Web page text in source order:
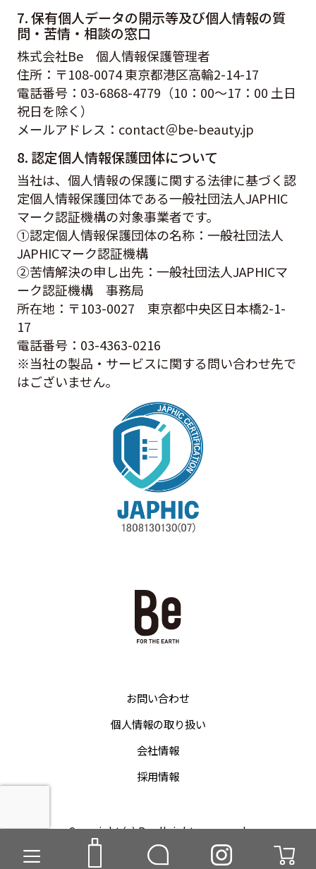
7. 保有個人データの開示等及び個人情報の質
問・苦情・相談の窓口
株式会社Be 個人情報保護管理者
住所：〒108-0074 東京都港区高輪2-14-17
電話番号：03-6868-4779（10：00～17：00 土日
祝日を除く）
メールアドレス：contact＠be-beauty.jp
8. 認定個人情報保護団体について
当社は、個人情報の保護に関する法律に基づく認
定個人情報保護団体である一般社団法人JAPHIC
マーク認証機構の対象事業者です。
①認定個人情報保護団体の名称：一般社団法人
JAPHICマーク認証機構
②苦情解決の申し出先：一般社団法人JAPHICマ
ーク認証機構 事務局
所在地：〒103-0027 東京都中央区日本橋2-1-
17
電話番号：03-4363-0216
※当社の製品・サービスに関する問い合わせ先で
はございません。
お問い合わせ
個人情報の取り扱い
会社情報
採用情報
Copyright (c) Be all rights reserved.